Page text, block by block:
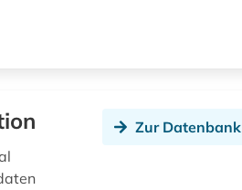
Zur Datenbank